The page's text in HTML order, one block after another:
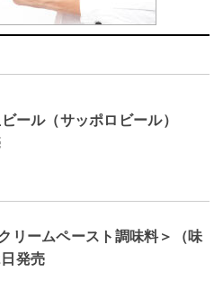
ール（サッポロビール）
ームペースト調味料＞（味
発売